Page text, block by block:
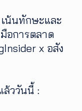
น้นทักษะและ
อการตลาด
x อสัง
ล้ววันนี้ :